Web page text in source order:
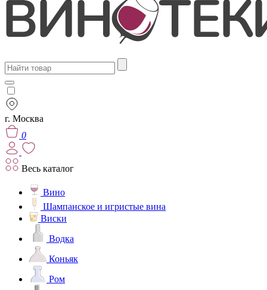
г. Москва
0
Весь каталог
Вино
Шампанское и игристые вина
Виски
Водка
Коньяк
Ром